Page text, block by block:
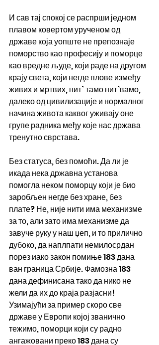
И сав тај спокој се распрши једном
плавом ковертом урученом од
државе која уопште не препознаје
поморство као професију и поморце
као вредне људе, који раде на другом
крају света, који негде плове између
живих и мртвих, нит` тамо нит`вамо,
далеко од цивилизације и нормалног
начина живота каквог уживају оне
групе радника међу које нас држава
тренутно сврстава.
Без статуса, без помоћи. Да ли је
икада нека државна установа
помогла неком поморцу који је био
заробљен негде без хране, без
плате? Не, није нити има механизме
за то, али зато има механизме да
завуче руку у наш џеп, и то прилично
дубоко, да наплпати немилосрдан
порез иако закон помиње 183 дана
ван граница Србије. Фамозна 183
дана дефинисана тако да нико не
жели да их до краја разјасни!
Узимајући за пример скоро све
државе у Европи којој званично
тежимо, поморци који су радно
ангажовани преко 183 дана су